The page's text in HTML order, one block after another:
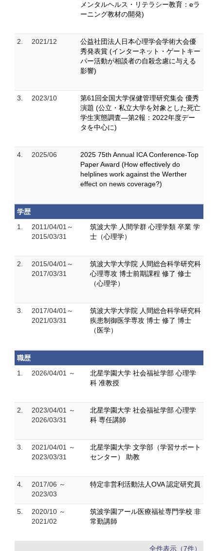
メンタルヘルス・リテラシー教育：eラ
ーニング教材の開発)
2. 2021/12
公益社団法人日本心理学会学術大会優
秀発表賞 (インターネット・ゲートキー
パー活動が相談者の自殺念慮に与える
影響)
3. 2023/10
第61回全国大学保健管理研究集会 優秀
演題 (公立・私立大学を対象とした死亡
学生実態調査―第2報：2022年度デー
タを中心に)
4. 2025/06
2025 75th Annual ICA Conference-Top
Paper Award (How effectively do
helplines work against the Werther
effect on news coverage?)
学歴
1.
2011/04/01～
2015/03/31
筑波大学 人間学群 心理学類 卒業 学
士（心理学）
2.
2015/04/01～
2017/03/31
筑波大学大学院 人間総合科学研究科
心理専攻 博士前期課程 修了 修士
（心理学）
3.
2017/04/01～
2021/03/31
筑波大学大学院 人間総合科学研究科
疾患制御医学専攻 博士 修了 博士
（医学）
職歴
1.
2026/04/01 ～
北星学園大学 社会福祉学部 心理学
科 准教授
2.
2023/04/01 ～
2026/03/31
北星学園大学 社会福祉学部 心理学
科 専任講師
3.
2021/04/01 ～
2023/03/31
北星学園大学 文学部（学習サポート
センター） 助教
4.
2017/06 ～
2023/03
特定非営利活動法人OVA 認定研究員
5.
2020/10 ～
2021/02
筑波学園アール医療福祉専門学校 非
常勤講師
全件表示（7件）